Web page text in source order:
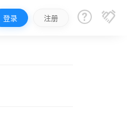
登录 注册  